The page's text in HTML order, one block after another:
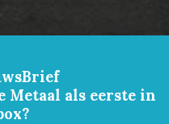
Metaal als eerste in